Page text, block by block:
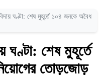
ঘণ্টা: শেষ মুহূর্তে ১০৪ জনকে অবৈধ
ঘণ্টা: শেষ মুহূর্তে
তোড়জোড়